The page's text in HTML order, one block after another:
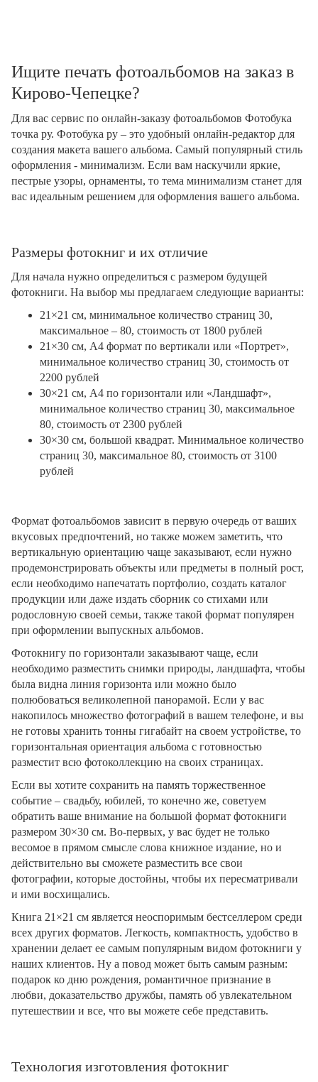
Ищите печать фотоальбомов на заказ в
Кирово-Чепецке?
Для вас сервис по онлайн-заказу фотоальбомов Фотобука
точка ру. Фотобука ру – это удобный онлайн-редактор для
создания макета вашего альбома. Самый популярный стиль
оформления - минимализм. Если вам наскучили яркие,
пестрые узоры, орнаменты, то тема минимализм станет для
вас идеальным решением для оформления вашего альбома.
Размеры фотокниг и их отличие
Для начала нужно определиться с размером будущей
фотокниги. На выбор мы предлагаем следующие варианты:
21×21 см, минимальное количество страниц 30,
максимальное – 80, стоимость от 1800 рублей
21×30 см, А4 формат по вертикали или «Портрет»,
минимальное количество страниц 30, стоимость от
2200 рублей
30×21 см, А4 по горизонтали или «Ландшафт»,
минимальное количество страниц 30, максимальное
80, стоимость от 2300 рублей
30×30 см, большой квадрат. Минимальное количество
страниц 30, максимальное 80, стоимость от 3100
рублей
Формат фотоальбомов зависит в первую очередь от ваших
вкусовых предпочтений, но также можем заметить, что
вертикальную ориентацию чаще заказывают, если нужно
продемонстрировать объекты или предметы в полный рост,
если необходимо напечатать портфолио, создать каталог
продукции или даже издать сборник со стихами или
родословную своей семьи, также такой формат популярен
при оформлении выпускных альбомов.
Фотокнигу по горизонтали заказывают чаще, если
необходимо разместить снимки природы, ландшафта, чтобы
была видна линия горизонта или можно было
полюбоваться великолепной панорамой. Если у вас
накопилось множество фотографий в вашем телефоне, и вы
не готовы хранить тонны гигабайт на своем устройстве, то
горизонтальная ориентация альбома с готовностью
разместит всю фотоколлекцию на своих страницах.
Если вы хотите сохранить на память торжественное
событие – свадьбу, юбилей, то конечно же, советуем
обратить ваше внимание на большой формат фотокниги
размером 30×30 см. Во-первых, у вас будет не только
весомое в прямом смысле слова книжное издание, но и
действительно вы сможете разместить все свои
фотографии, которые достойны, чтобы их пересматривали
и ими восхищались.
Книга 21×21 см является неоспоримым бестселлером среди
всех других форматов. Легкость, компактность, удобство в
хранении делает ее самым популярным видом фотокниги у
наших клиентов. Ну а повод может быть самым разным:
подарок ко дню рождения, романтичное признание в
любви, доказательство дружбы, память об увлекательном
путешествии и все, что вы можете себе представить.
Технология изготовления фотокниг